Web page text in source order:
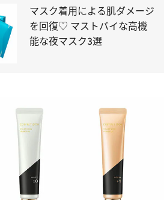
マスク着用による肌ダメージ
を回復♡ マストバイな高機
能な夜マスク3選